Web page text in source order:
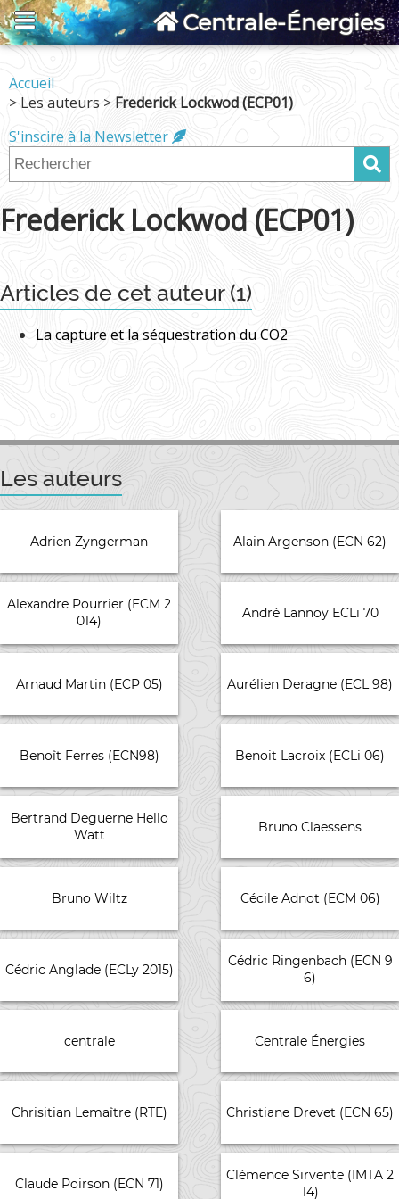
Centrale-Énergies
Accueil
> Les auteurs > Frederick Lockwod (ECP01)
S'inscire à la Newsletter
Frederick Lockwod (ECP01)
Articles de cet auteur (1)
La capture et la séquestration du CO2
Les auteurs
Adrien Zyngerman Alain Argenson (ECN 62)
Alexandre Pourrier (ECM 2
014)
André Lannoy ECLi 70
Arnaud Martin (ECP 05) Aurélien Deragne (ECL 98)
Benoît Ferres (ECN98) Benoit Lacroix (ECLi 06)
Bertrand Deguerne Hello
Watt
Bruno Claessens
Bruno Wiltz Cécile Adnot (ECM 06)
Cédric Anglade (ECLy 2015)
Cédric Ringenbach (ECN 9
6)
centrale Centrale Énergies
Chrisitian Lemaître (RTE) Christiane Drevet (ECN 65)
Claude Poirson (ECN 71)
Clémence Sirvente (IMTA 2
14)